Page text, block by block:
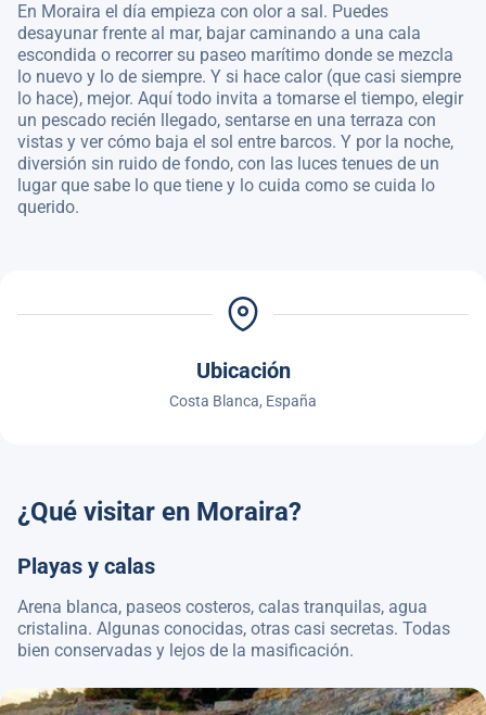
En Moraira el día empieza con olor a sal. Puedes
desayunar frente al mar, bajar caminando a una cala
escondida o recorrer su paseo marítimo donde se mezcla
lo nuevo y lo de siempre. Y si hace calor (que casi siempre
lo hace), mejor. Aquí todo invita a tomarse el tiempo, elegir
un pescado recién llegado, sentarse en una terraza con
vistas y ver cómo baja el sol entre barcos. Y por la noche,
diversión sin ruido de fondo, con las luces tenues de un
lugar que sabe lo que tiene y lo cuida como se cuida lo
querido.
Ubicación
Costa Blanca, España
¿Qué visitar en Moraira?
Playas y calas
Arena blanca, paseos costeros, calas tranquilas, agua
cristalina. Algunas conocidas, otras casi secretas. Todas
bien conservadas y lejos de la masificación.